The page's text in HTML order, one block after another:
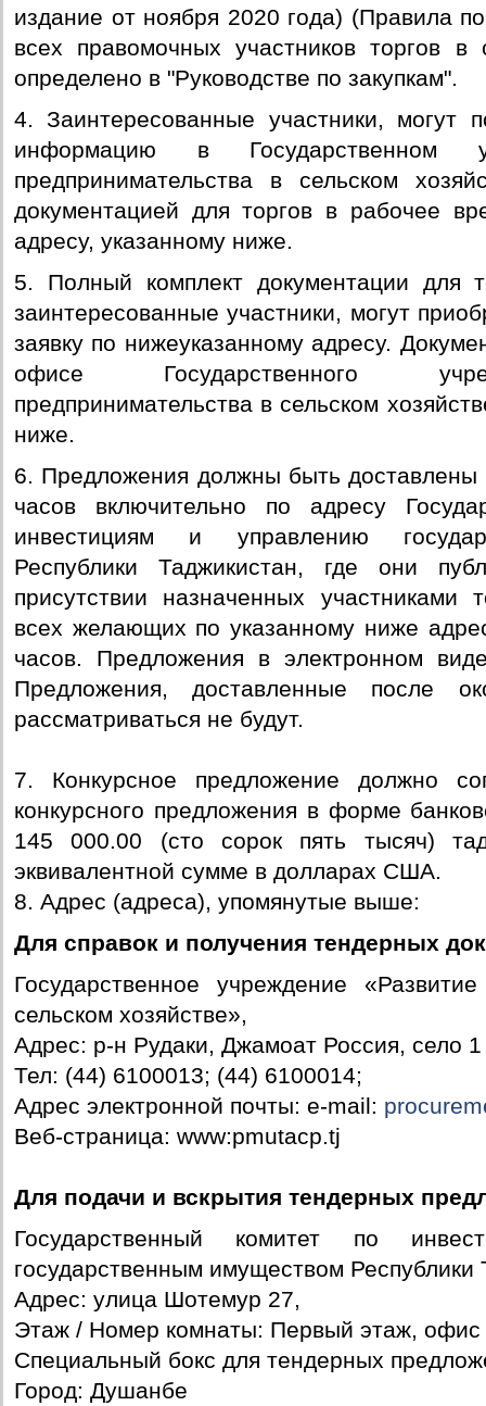
издание от ноября 2020 года) (Правила
всех правомочных участников торгов в
определено в "Руководстве по закупкам".
4. Заинтересованные участники, могут
информацию в Государственном
предпринимательства в сельском
документацией для торгов в рабочее
адресу, указанному ниже.
5. Полный комплект документации для
заинтересованные участники, могут
заявку по нижеуказанному адресу.
офисе Государственного
предпринимательства в сельском
ниже.
6. Предложения должны быть
часов включительно по адресу
инвестициям и управлению
Республики Таджикистан, где они
присутствии назначенных участниками
всех желающих по указанному ниже
часов. Предложения в электронном
Предложения, доставленные после
рассматриваться не будут.
7. Конкурсное предложение должно
конкурсного предложения в форме
145 000.00 (сто сорок пять тысяч)
эквивалентной сумме в долларах США.
8. Адрес (адреса), упомянутые выше:
Для справок и получения тендерных
Государственное учреждение
сельском хозяйстве»,
Адрес: р-н Рудаки, Джамоат Россия, село
Тел: (44) 6100013; (44) 6100014;
Адрес электронной почты: e-mail:
Веб-страница: www:pmutacp.tj
Для подачи и вскрытия тендерных
Государственный комитет по
государственным имуществом Республики
Адрес: улица Шотемур 27,
Этаж / Номер комнаты: Первый этаж,
Специальный бокс для тендерных
Город: Душанбе